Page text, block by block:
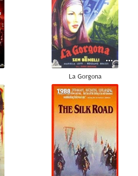
La Gorgona
--
1988